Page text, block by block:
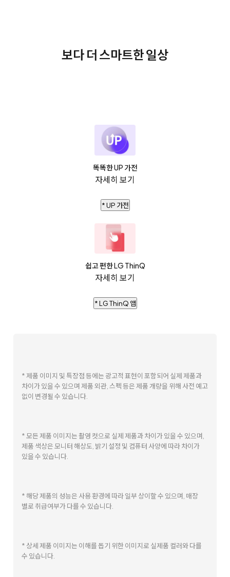
보다 더 스마트한 일상
똑똑한 UP 가전
자세히 보기
* UP 가전
쉽고 편한 LG ThinQ
자세히 보기
* LG ThinQ 앱
* 제품 이미지 및 특장점 등에는 광고적 표현이 포함되어 실제 제품과
차이가 있을 수 있으며 제품 외관, 스펙 등은 제품 개량을 위해 사전 예고
없이 변경될 수 있습니다.
* 모든 제품 이미지는 촬영 컷으로 실제 제품과 차이가 있을 수 있으며,
제품 색상은 모니터 해상도, 밝기 설정 및 컴퓨터 사양에 따라 차이가
있을 수 있습니다.
* 해당 제품의 성능은 사용 환경에 따라 일부 상이할 수 있으며, 매장
별로 취급여부가 다를 수 있습니다.
* 상세 제품 이미지는 이해를 돕기 위한 이미지로 실제품 컬러와 다를
수 있습니다.